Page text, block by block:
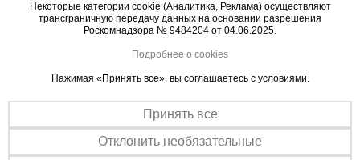
Материал изготовления
Изготовлена из высокопрочного чугуна методом литья
Некоторые категории cookie (Аналитика, Реклама) осуществляют
трансграничную передачу данных на основании разрешения
Роскомнадзора № 9484204 от 04.06.2025.
Подробнее о cookies
Нажимая «Принять все», вы соглашаетесь с условиями.
Принять все
Отклонить необязательные